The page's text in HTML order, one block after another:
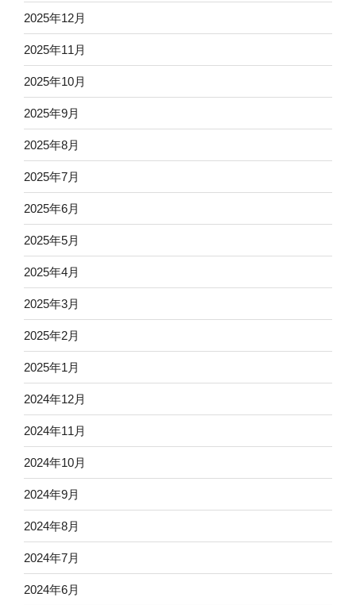
2025年12月
2025年11月
2025年10月
2025年9月
2025年8月
2025年7月
2025年6月
2025年5月
2025年4月
2025年3月
2025年2月
2025年1月
2024年12月
2024年11月
2024年10月
2024年9月
2024年8月
2024年7月
2024年6月